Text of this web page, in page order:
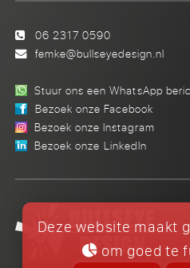
Deze website maakt
om goed te
06 2317 0590
femke@bullseyedesign.nl
Stuur ons een WhatsApp
Bezoek onze Facebook
Bezoek onze Instagram
Bezoek onze LinkedIn